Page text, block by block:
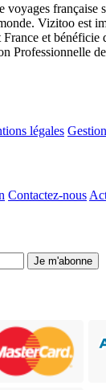
voyages française
Vizitoo est
et bénéficie
Professionnelle
légales
Contactez-nous
Je m'abonne